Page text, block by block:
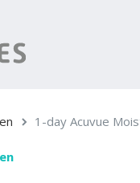
1-day Acuvue